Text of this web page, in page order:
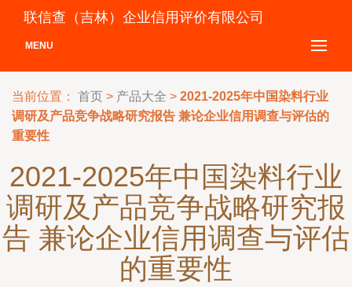
联信查（吉林）企业信用评价有限公司
MENU
当前位置： 首页 > 产品大全 > 2021-2025年中国染料行业
调研及产品竞争战略研究报告 兼论企业信用调查与评估的
重要性
2021-2025年中国染料行业
调研及产品竞争战略研究报
告 兼论企业信用调查与评估
的重要性